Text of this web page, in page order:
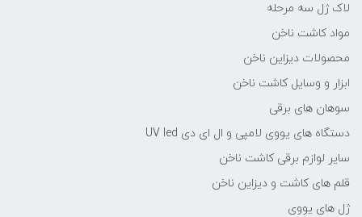
لاک ژل سه مرحله
مواد کاشت ناخن
محصولات دیزاین ناخن
ابزار و وسایل کاشت ناخن
سوهان های برقی
دستگاه های یووی لامپی و ال ای دی UV led
سایر لوازم برقی کاشت ناخن
قلم های کاشت و دیزاین ناخن
ژل های یووی